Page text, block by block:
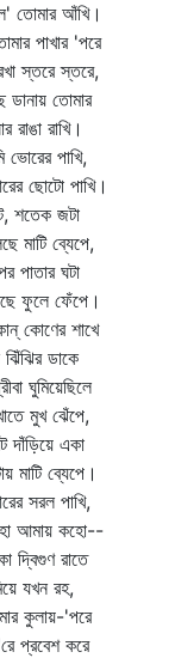
আঁখি।
পাখার 'পরে
স্তরে স্তরে,
ডানায় তোমার
রাখি।
পাখি,
ছোটো পাখি।
শতেক জটা
ব্যেপে,
পাতার ঘটা
ফুলে ফেঁপে।
কোণের শাখে
ঝিঁঝির ডাকে
ঘুমিয়েছিলে
মুখ ঝেঁপে,
দাঁড়িয়ে একা
ব্যেপে।
সরল পাখি,
কহো--
দ্বিগুণ রাতে
যখন রহ,
কুলায়-'পরে
প্রবেশ করে